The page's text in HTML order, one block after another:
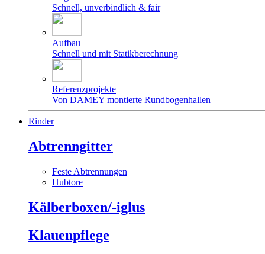
Schnell, unverbindlich & fair
Aufbau
Schnell und mit Statikberechnung
Referenzprojekte
Von DAMEY montierte Rundbogenhallen
Rinder
Abtrenngitter
Feste Abtrennungen
Hubtore
Kälberboxen/-iglus
Klauenpflege